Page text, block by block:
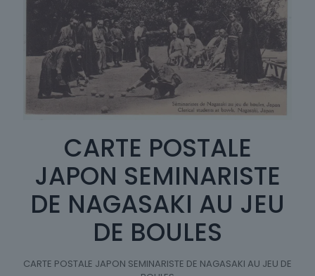
CARTE POSTALE
JAPON SEMINARISTE
DE NAGASAKI AU JEU
DE BOULES
CARTE POSTALE JAPON SEMINARISTE DE NAGASAKI AU JEU DE